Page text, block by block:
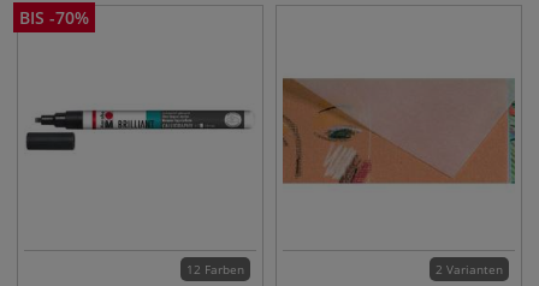
BIS -70%
12 Farben 2 Varianten